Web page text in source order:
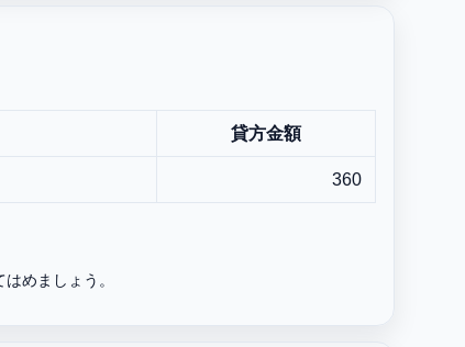
貸方金額
360
めましょう。